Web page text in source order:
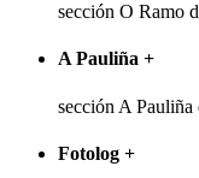
sección O Ramo
A Pauliña +
sección A
Fotolog +